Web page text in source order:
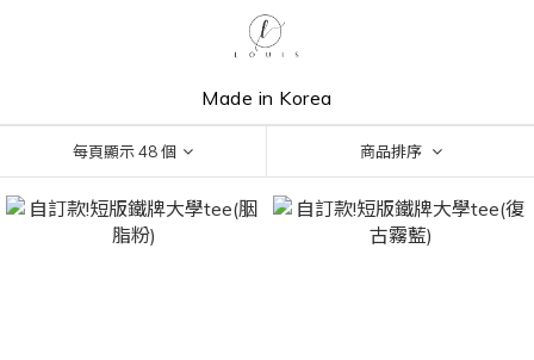
Made in Korea
每頁顯示 48 個 商品排序